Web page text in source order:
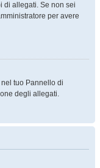
di allegati. Se non sei
per avere
tuo Pannello di
degli allegati.